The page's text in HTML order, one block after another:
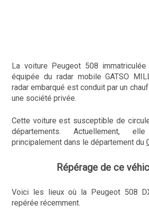
La voiture Peugeot 508
équipée du radar mobile GATSO
radar embarqué est conduit par un
une société privée.
Cette voiture est susceptible de
départements. Actuellement,
principalement dans le département du
Répérage de ce
Voici les lieux où la Peugeot 508
repérée récemment.